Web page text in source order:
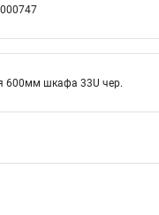
600мм шкафа 33U чер.